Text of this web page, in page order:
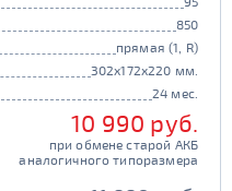
850
прямая (1, R)
302x172x220 мм.
24 мес.
10 990 руб.
при обмене старой АКБ
аналогичного типоразмера